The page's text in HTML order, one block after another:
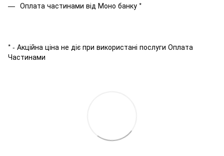
Оплата частинами від Моно банку *
* - Акційна ціна не діє при використані послуги Оплата
Частинами